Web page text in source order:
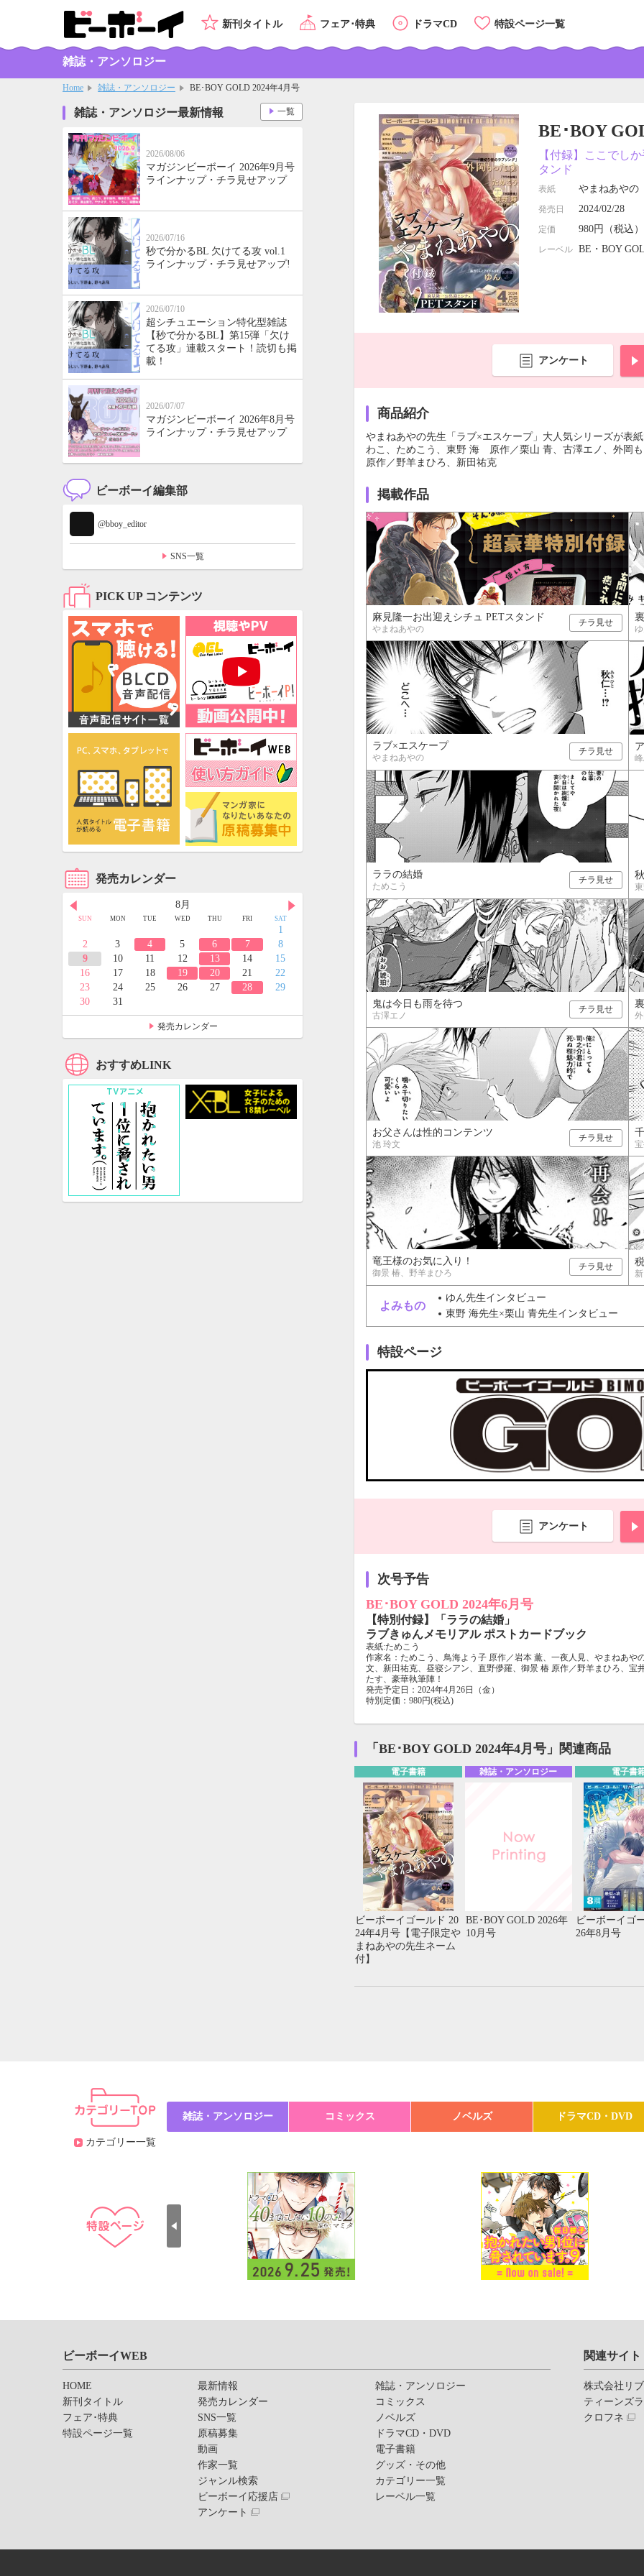
新刊タイトル フェア･特典 ドラマCD 特設ページ一覧
雑誌・アンソロジー
Home 雑誌・アンソロジー BE･BOY GOLD 2024年4月号
BE･BOY
【付録】ここでし
タンド
表紙 やまねあやの
発売日 2024/02/28
定価 980円（税込）
レーベル BE・BOY
アンケート
商品紹介
やまねあやの先生「ラブ×エスケープ」大人気シリーズが表
わこ、ためこう、東野 海 原作／栗山 青、古澤エノ、外
原作／野羊まひろ、新田祐克
掲載作品
麻見隆一お出迎えシチュ PETスタンド
やまねあやの
チラ見せ
ラブ×エスケープ
やまねあやの
チラ見せ
ララの結婚
ためこう
チラ見せ
鬼は今日も雨を待つ
古澤エノ
チラ見せ
お父さんは性的コンテンツ
池 玲文
チラ見せ
竜王様のお気に入り！
御景 椿、野羊まひろ
チラ見せ
よみもの
ゆん先生インタビュー
東野 海先生×栗山 青先生インタビュー
特設ページ
アンケート
次号予告
BE･BOY GOLD 2024年6月号
【特別付録】「ララの結婚」
ラブきゅんメモリアル ポストカードブック
表紙:ためこう
作家名：ためこう、鳥海よう子 原作／岩本 薫、一夜人見、やまねあや
文、新田祐克、昼寝シアン、直野儚羅、御景 椿 原作／野羊まひろ、
たす、豪華執筆陣！
発売予定日：2024年4月26日（金）
特別定価：980円(税込)
「BE･BOY GOLD 2024年4月号」関連商品
電子書籍
ビーボーイゴールド 20
24年4月号【電子限定や
まねあやの先生ネーム
付】
雑誌・アンソロジー
BE･BOY GOLD 2026年
10月号
電子書
ビーボーイゴ
26年8月号
雑誌・アンソロジー最新情報
2026/08/06
マガジンビーボーイ 2026年9月号
ラインナップ・チラ見せアップ
2026/07/16
秒で分かるBL 欠けてる攻 vol.1
ラインナップ・チラ見せアップ!
2026/07/10
超シチュエーション特化型雑誌
【秒で分かるBL】第15弾「欠け
てる攻」連載スタート！読切も掲
載！
2026/07/07
マガジンビーボーイ 2026年8月号
ラインナップ・チラ見せアップ
一覧
ビーボーイ編集部
@bboy_editor
SNS一覧
PICK UP コンテンツ
発売カレンダー
8月
SUN MON TUE WED THU FRI SAT
1
2
3 4 5 6 7
8
9
10 11 12 13 14
15
16
17 18 19 20 21
22
23
24 25 26 27 28
29
30
31
9月
TUE WED THU FRI SAT
1 2 3 4
8 9 10 11
12
15 16 17 18
19
22 23 24 25
26
29 30
SUN MON TUE
4 5
6
11
12
13
18
19
20
25
26 27
発売カレンダー
おすすめLINK
カテゴリー一覧
雑誌・アンソロジー コミックス ノベルズ ドラマCD・DVD
ビーボーイWEB
HOME
新刊タイトル
フェア･特典
特設ページ一覧
最新情報
発売カレンダー
SNS一覧
原稿募集
動画
作家一覧
ジャンル検索
ビーボーイ応援店
アンケート
雑誌・アンソロジー
コミックス
ノベルズ
ドラマCD・DVD
電子書籍
グッズ・その他
カテゴリー一覧
レーベル一覧
関連サイト
株式会社リ
ティーンズ
クロフネ